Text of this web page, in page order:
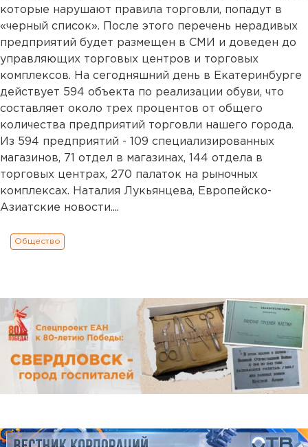
которые нарушают правила торговли, попадут в
«черный список». После этого перечень нерадивых
предприятий будет размещен в СМИ и доведен до
управляющих торговых центров и торговых
комплексов. На сегодняшний день в Екатеринбурге
действует 594 объекта по реализации обуви, что
составляет около трех процентов от общего
количества предприятий торговли нашего города.
Из 594 предприятий - 109 специализированных
магазинов, 71 отдел в магазинах, 144 отдела в
торговых центрах, 270 палаток на рыночных
комплексах. Наталия Лукьянцева, Европейско-
Азиатские новости....
Общество